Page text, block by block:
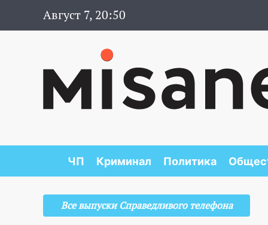
Август 7, 20:50
ЧП Криминал Политика
Все выпуски Справедливого телефона